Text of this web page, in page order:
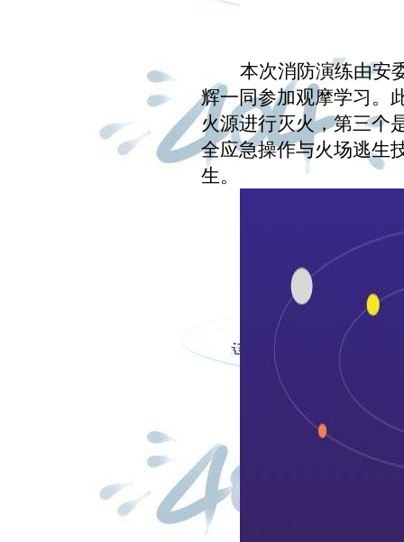
本次消防演练由安
辉一同参加观摩学习。
火源进行灭火，第三个
全应急操作与火场逃生
生。